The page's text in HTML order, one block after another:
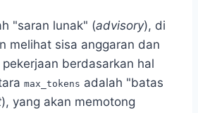
"saran lunak" (advisory), di
melihat sisa anggaran dan
berdasarkan hal
max_tokens adalah "batas
), yang akan memotong